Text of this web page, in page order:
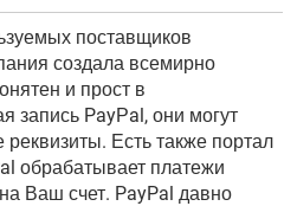
поставщиков
создала всемирно
и прост в
запись PayРal, они могут
Есть также портал
обрабатывает платежи
Ваш счет. PayPal давно